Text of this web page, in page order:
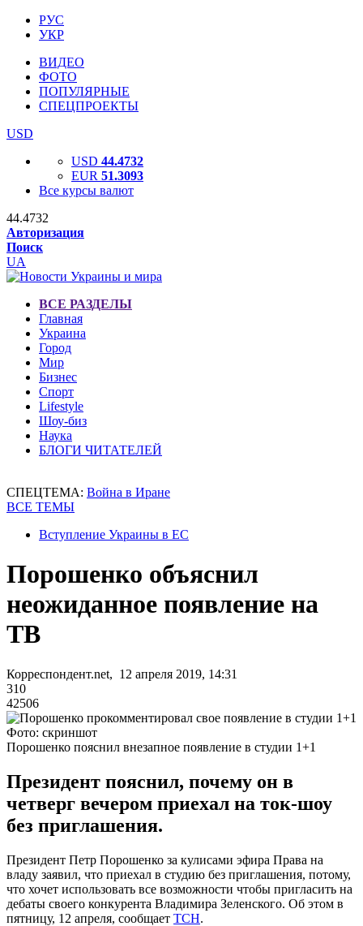
РУС
УКР
ВИДЕО
ФОТО
ПОПУЛЯРНЫЕ
СПЕЦПРОЕКТЫ
USD
USD 44.4732
EUR 51.3093
Все курсы валют
44.4732
Авторизация
Поиск
UA
ВСЕ РАЗДЕЛЫ
Главная
Украина
Город
Мир
Бизнес
Спорт
Lifestyle
Шоу-биз
Наука
БЛОГИ ЧИТАТЕЛЕЙ
СПЕЦТЕМА: Война в Иране
ВСЕ ТЕМЫ
Вступление Украины в ЕС
Порошенко объяснил
неожиданное появление на
ТВ
Корреспондент.net, 12 апреля 2019, 14:31
310
42506
Фото: скриншот
Порошенко пояснил внезапное появление в студии 1+1
Президент пояснил, почему он в
четверг вечером приехал на ток-шоу
без приглашения.
Президент Петр Порошенко за кулисами эфира Права на
владу заявил, что приехал в студию без приглашения, потому,
что хочет использовать все возможности чтобы пригласить на
дебаты своего конкурента Владимира Зеленского. Об этом в
пятницу, 12 апреля, сообщает ТСН.